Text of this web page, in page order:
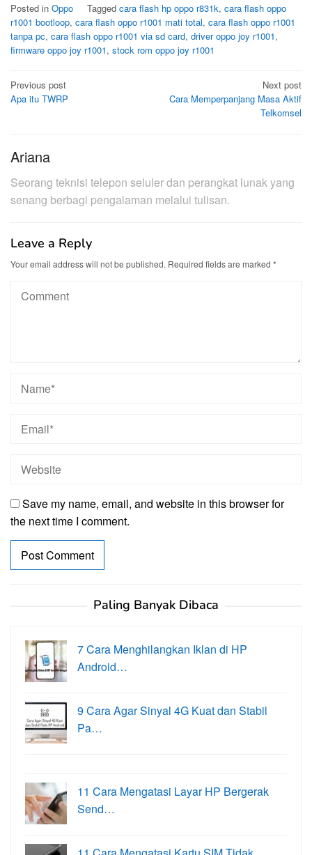
Posted in Oppo Tagged cara flash hp oppo r831k, cara flash oppo
r1001 bootloop, cara flash oppo r1001 mati total, cara flash oppo r1001
tanpa pc, cara flash oppo r1001 via sd card, driver oppo joy r1001,
firmware oppo joy r1001, stock rom oppo joy r1001
Post
navigation
Previous post
Apa itu TWRP
Next post
Cara Memperpanjang Masa Aktif
Telkomsel
Ariana
Seorang teknisi telepon seluler dan perangkat lunak yang
senang berbagi pengalaman melalui tulisan.
Leave a Reply
Your email address will not be published. Required fields are marked *
Save my name, email, and website in this browser for
the next time I comment.
Paling Banyak Dibaca
7 Cara Menghilangkan Iklan di HP
Android…
9 Cara Agar Sinyal 4G Kuat dan Stabil
Pa…
11 Cara Mengatasi Layar HP Bergerak
Send…